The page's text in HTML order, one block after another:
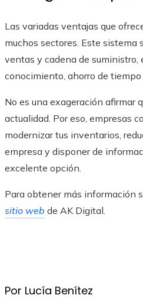
Las variadas ventajas que
muchos sectores. Este sistema
ventas y cadena de suministro,
conocimiento, ahorro de
No es una exageración afirmar
actualidad. Por eso, empresas
modernizar tus inventarios,
empresa y disponer de
excelente opción.
Para obtener más información
sitio web de AK Digital.
Por Lucía Benítez